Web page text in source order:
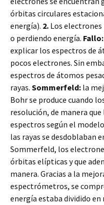
órbitas circulares
energía). 2. Los
o perdiendo energía. Fallo:
explicar los espectros de
pocos electrones. Sin
espectros de átomos
rayas. Sommerfeld: la
Bohr se produce cuando
resolución, de manera
espectros según el modelo
las rayas se desdoblaban
Sommerfeld, los
órbitas elípticas y que
manera. Gracias a la
espectrómetros, se
energía estaba dividido